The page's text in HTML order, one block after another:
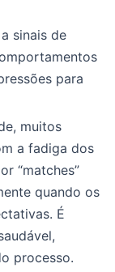
sinais de
para
muitos
a fadiga dos
“matches”
quando os
É
processo.